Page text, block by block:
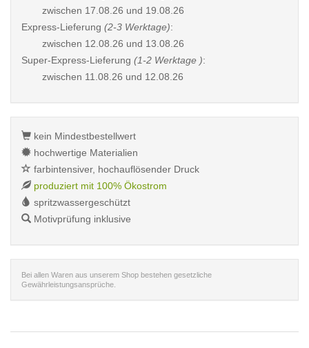
zwischen 17.08.26 und 19.08.26
Express-Lieferung (2-3 Werktage):
zwischen 12.08.26 und 13.08.26
Super-Express-Lieferung (1-2 Werktage ):
zwischen 11.08.26 und 12.08.26
kein Mindestbestellwert
hochwertige Materialien
farbintensiver, hochauflösender Druck
produziert mit 100% Ökostrom
spritzwassergeschützt
Motivprüfung inklusive
Bei allen Waren aus unserem Shop bestehen gesetzliche
Gewährleistungsansprüche.